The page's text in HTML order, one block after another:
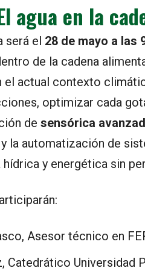
agua en la
será el 28 de mayo a las
de la cadena
el actual contexto
optimizar cada
de sensórica
la automatización de
y energética sin
Asesor técnico en
Catedrático Universidad